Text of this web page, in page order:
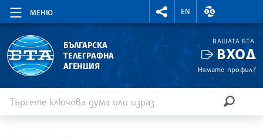
МЕНЮ
RIGHTMENU.SOCIAL
EN
ВАЛУТНИ
БЪЛГАРСКА
ТЕЛЕГРАФНА
АГЕНЦИЯ
ВАШАТА БТА
ВХОД
Нямате профил?